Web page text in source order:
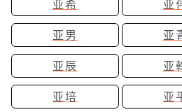
亚希
亚
亚男
亚
亚辰
亚
亚培
亚